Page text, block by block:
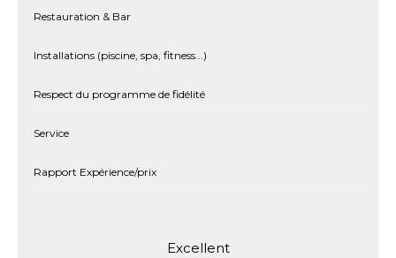
Restauration & Bar
Installations (piscine, spa, fitness...)
Respect du programme de fidélité
Service
Rapport Expérience/prix
Excellent